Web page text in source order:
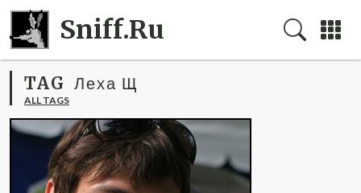
Sniff.Ru
TAG Леха Щ
ALL TAGS